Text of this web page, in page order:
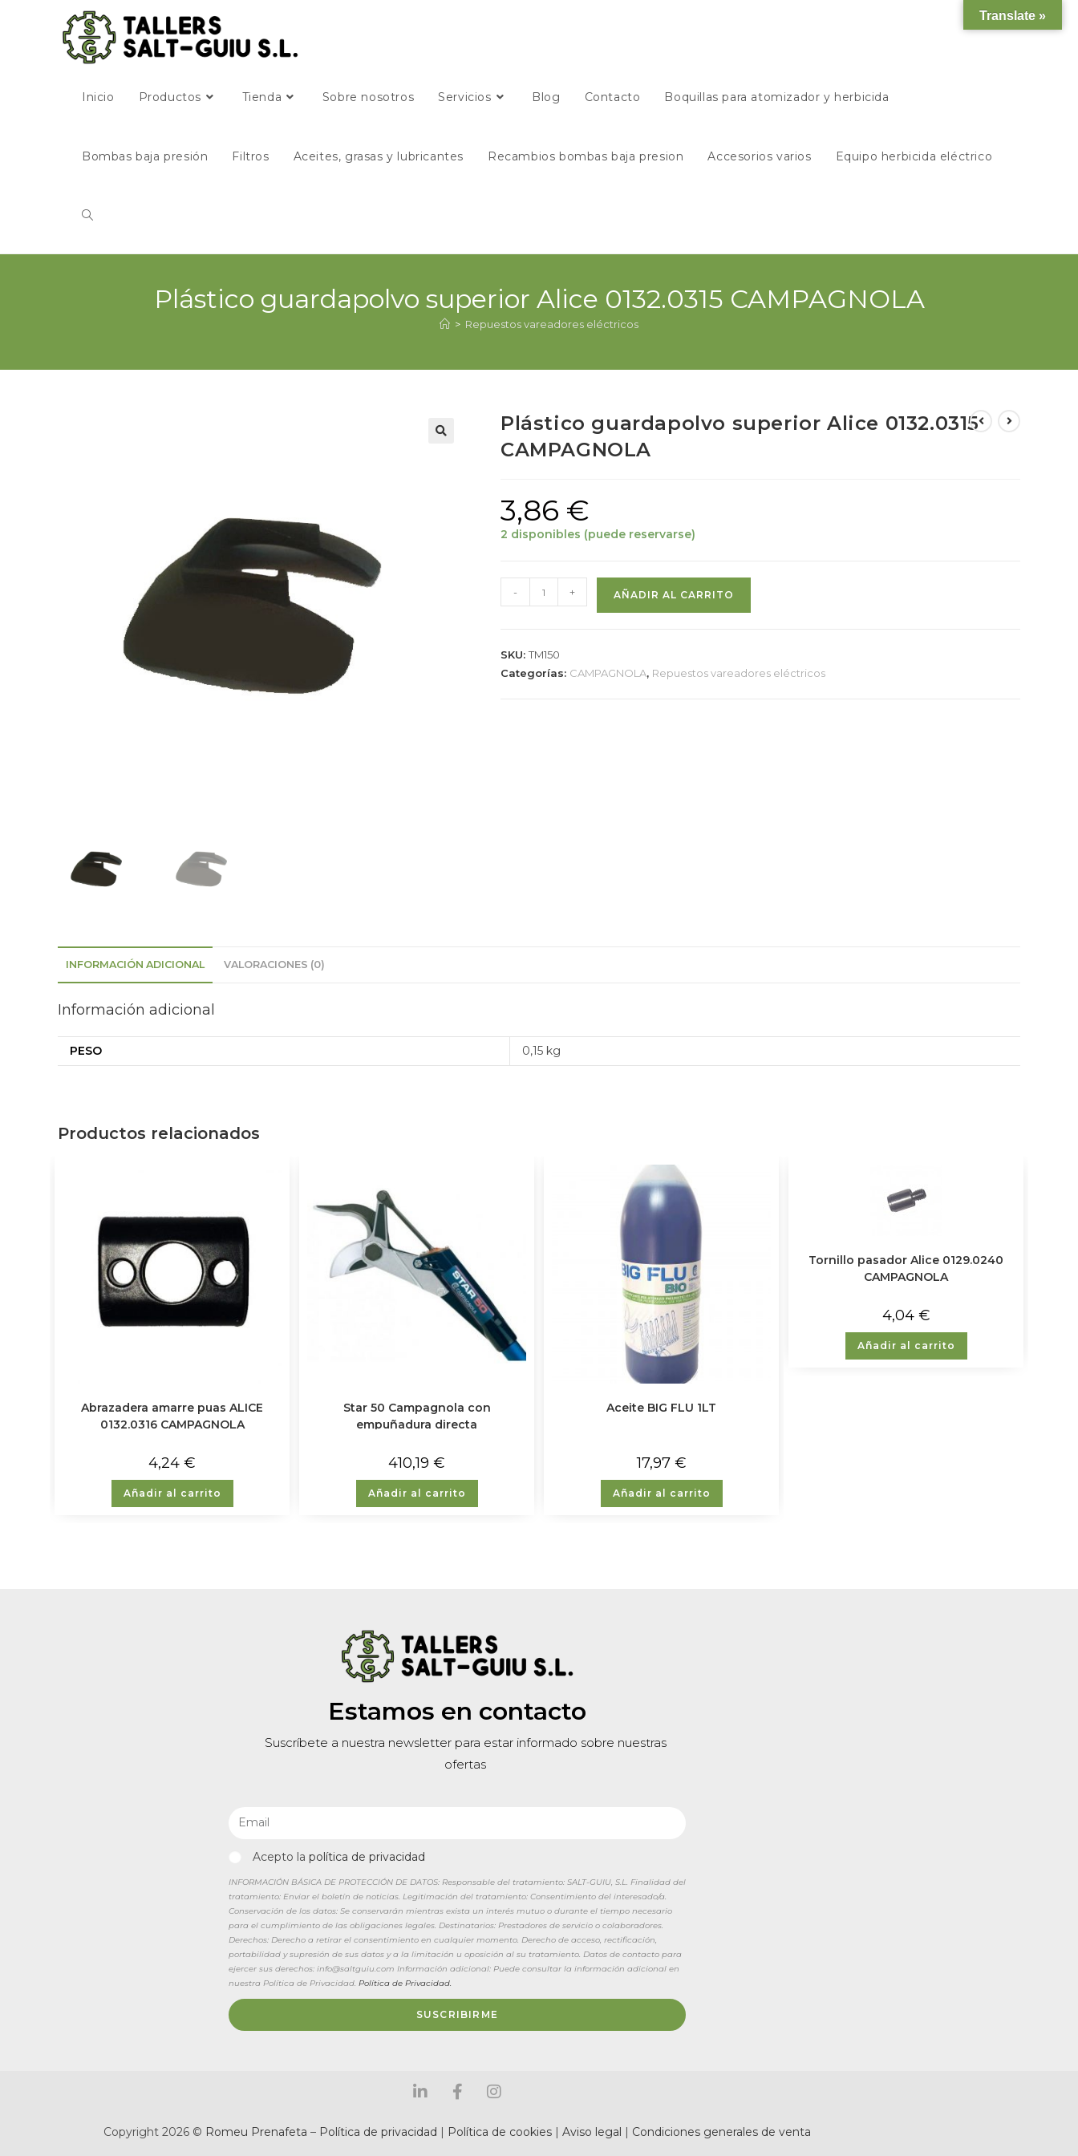
Inicio Productos Tienda Sobre nosotros Servicios Blog Contacto Boquillas para atomizador y herbicida
Bombas baja presión Filtros Aceites, grasas y lubricantes Recambios bombas baja presion Accesorios varios Equipo herbicida eléctrico
Plástico guardapolvo superior Alice 0132.0315 CAMPAGNOLA
> Repuestos vareadores eléctricos
Plástico guardapolvo superior Alice 0132.0315
CAMPAGNOLA
3,86 €
2 disponibles (puede reservarse)
- + AÑADIR AL CARRITO
SKU:TM150
Categorías: CAMPAGNOLA, Repuestos vareadores eléctricos
INFORMACIÓN ADICIONAL VALORACIONES (0)
Información adicional
PESO 0,15 kg
Productos relacionados
Abrazadera amarre puas ALICE
0132.0316 CAMPAGNOLA
4,24 €
Añadir al carrito
Star 50 Campagnola con
empuñadura directa
410,19 €
Añadir al carrito
Aceite BIG FLU 1LT
17,97 €
Añadir al carrito
Tornillo pasador Alice 0129.0240
CAMPAGNOLA
4,04 €
Añadir al carrito
Estamos en contacto
Suscríbete a nuestra newsletter para estar informado sobre nuestras
ofertas
Acepto la política de privacidad
INFORMACIÓN BÁSICA DE PROTECCIÓN DE DATOS: Responsable del tratamiento: SALT-GUIU, S.L. Finalidad del
tratamiento: Enviar el boletín de noticias. Legitimación del tratamiento: Consentimiento del interesado/a.
Conservación de los datos: Se conservarán mientras exista un interés mutuo o durante el tiempo necesario
para el cumplimiento de las obligaciones legales. Destinatarios: Prestadores de servicio o colaboradores.
Derechos: Derecho a retirar el consentimiento en cualquier momento. Derecho de acceso, rectificación,
portabilidad y supresión de sus datos y a la limitación u oposición al su tratamiento. Datos de contacto para
ejercer sus derechos: info@saltguiu.com Información adicional: Puede consultar la información adicional en
nuestra Política de Privacidad. Política de Privacidad.
SUSCRIBIRME
Copyright 2026 © Romeu Prenafeta – Política de privacidad | Política de cookies | Aviso legal | Condiciones generales de venta
Translate »